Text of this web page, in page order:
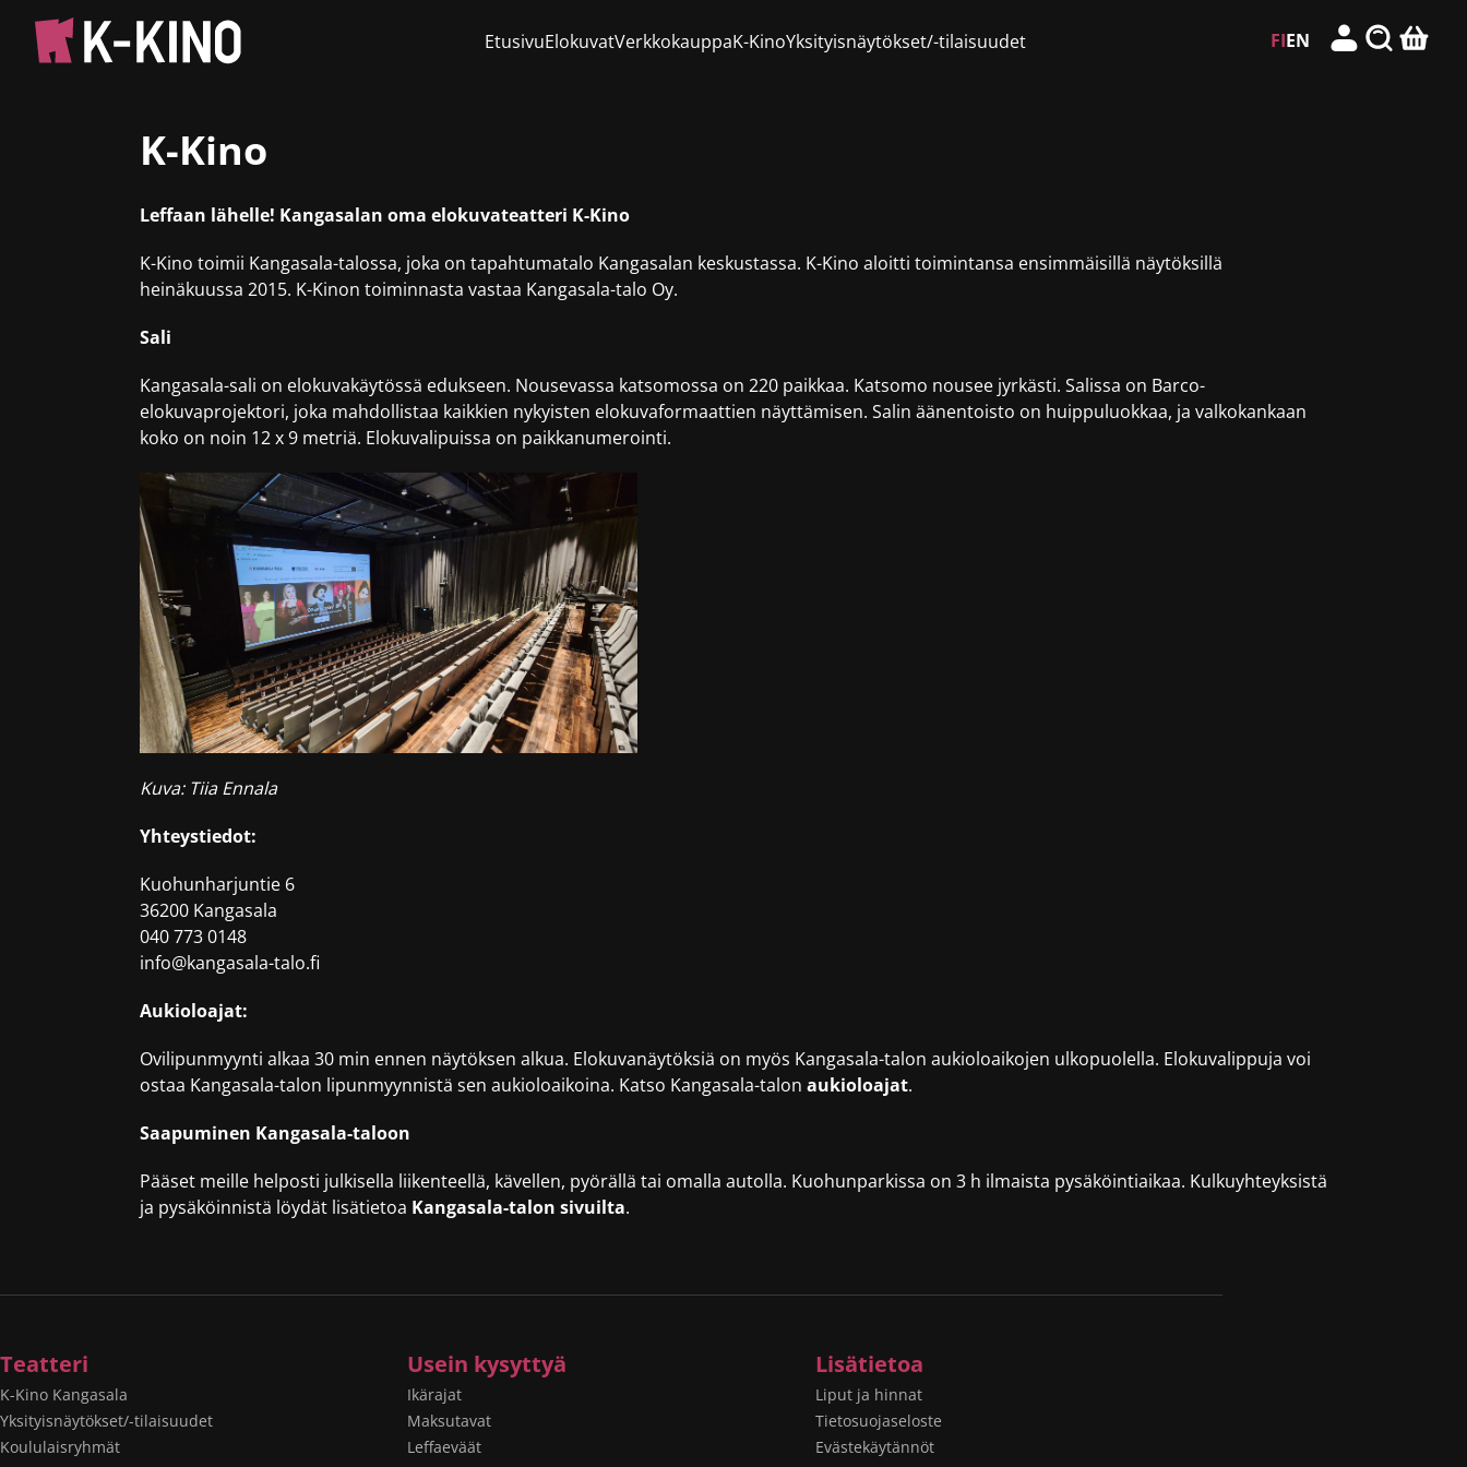
EtusivuElokuvatVerkkokauppaK-KinoYksityisnäytökset/-tilaisuudet FIEN
K-Kino
Leffaan lähelle! Kangasalan oma elokuvateatteri K-Kino
K-Kino toimii Kangasala-talossa, joka on tapahtumatalo Kangasalan keskustassa. K-Kino aloitti toimintansa ensimmäisillä näytöksillä
heinäkuussa 2015. K-Kinon toiminnasta vastaa Kangasala-talo Oy.
Sali
Kangasala-sali on elokuvakäytössä edukseen. Nousevassa katsomossa on 220 paikkaa. Katsomo nousee jyrkästi. Salissa on Barco-
elokuvaprojektori, joka mahdollistaa kaikkien nykyisten elokuvaformaattien näyttämisen. Salin äänentoisto on huippuluokkaa, ja valkokankaan
koko on noin 12 x 9 metriä. Elokuvalipuissa on paikkanumerointi.
Kuva: Tiia Ennala
Yhteystiedot:
Kuohunharjuntie 6
36200 Kangasala
040 773 0148
info@kangasala-talo.fi
Aukioloajat:
Ovilipunmyynti alkaa 30 min ennen näytöksen alkua. Elokuvanäytöksiä on myös Kangasala-talon aukioloaikojen ulkopuolella. Elokuvalippuja voi
ostaa Kangasala-talon lipunmyynnistä sen aukioloaikoina. Katso Kangasala-talon aukioloajat.
Saapuminen Kangasala-taloon
Pääset meille helposti julkisella liikenteellä, kävellen, pyörällä tai omalla autolla. Kuohunparkissa on 3 h ilmaista pysäköintiaikaa. Kulkuyhteyksistä
ja pysäköinnistä löydät lisätietoa Kangasala-talon sivuilta.
Teatteri
K-Kino Kangasala
Yksityisnäytökset/-tilaisuudet
Koululaisryhmät
Usein kysyttyä
Ikärajat
Maksutavat
Leffaeväät
Lisätietoa
Liput ja hinnat
Tietosuojaseloste
Evästekäytännöt